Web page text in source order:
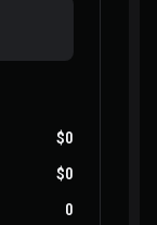
$0
$0
0